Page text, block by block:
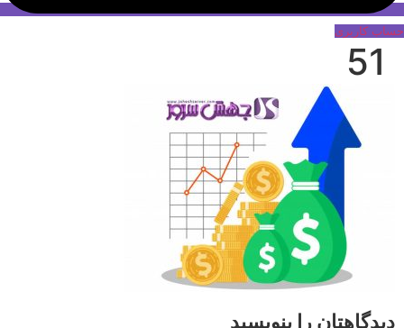
حساب کاربری
51
دیدگاهتان را بنویسید